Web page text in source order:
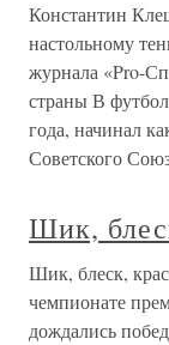
Константин
настольному
журнала «Pro-
страны В
года, начинал
Советского
Шик,
Шик, блеск,
чемпионате
дождались